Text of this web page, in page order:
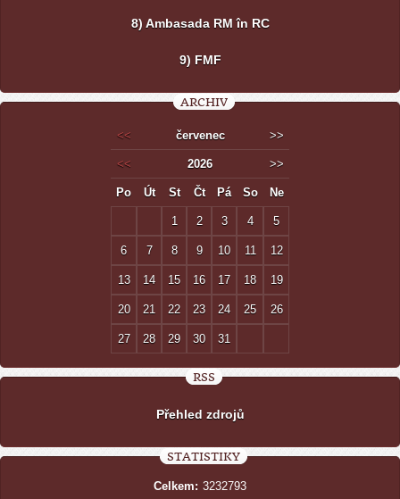
8) Ambasada RM în RC
9) FMF
ARCHIV
<< červenec >>
<< 2026 >>
Po Út St Čt Pá So Ne
1 2 3 4 5
6 7 8 9 10 11 12
13 14 15 16 17 18 19
20 21 22 23 24 25 26
27 28 29 30 31
RSS
Přehled zdrojů
STATISTIKY
Celkem: 3232793